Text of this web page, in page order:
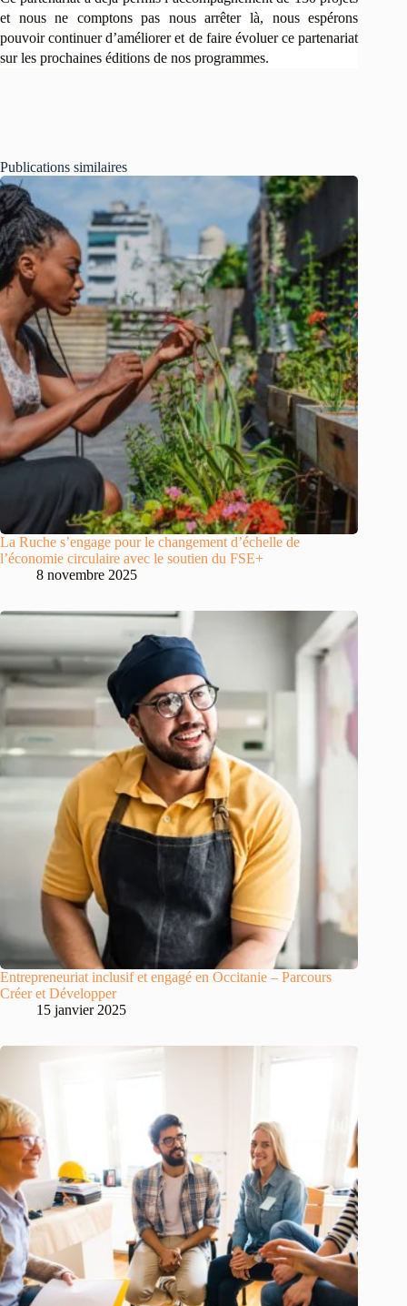
et nous ne comptons pas nous arrêter là, nous espérons
pouvoir continuer d’améliorer et de faire évoluer ce partenariat
sur les prochaines éditions de nos programmes.
Publications similaires
La Ruche s’engage pour le changement d’échelle de
l’économie circulaire avec le soutien du FSE+
8 novembre 2025
Entrepreneuriat inclusif et engagé en Occitanie – Parcours
Créer et Développer
15 janvier 2025